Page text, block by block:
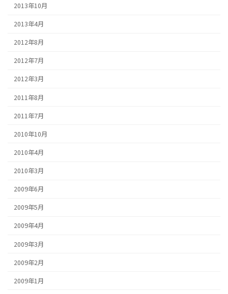
2013年10月
2013年4月
2012年8月
2012年7月
2012年3月
2011年8月
2011年7月
2010年10月
2010年4月
2010年3月
2009年6月
2009年5月
2009年4月
2009年3月
2009年2月
2009年1月